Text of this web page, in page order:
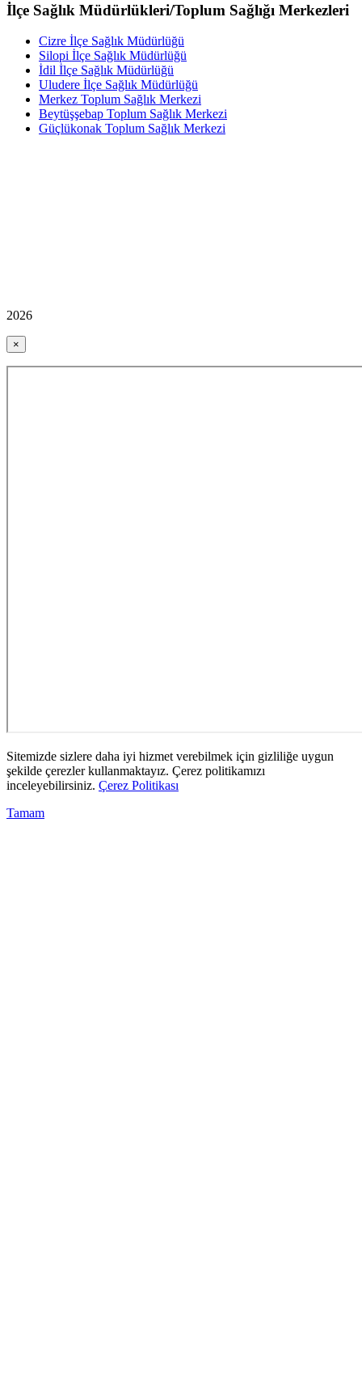
İlçe Sağlık Müdürlükleri/Toplum Sağlığı Merkezleri
Cizre İlçe Sağlık Müdürlüğü
Silopi İlçe Sağlık Müdürlüğü
İdil İlçe Sağlık Müdürlüğü
Uludere İlçe Sağlık Müdürlüğü
Merkez Toplum Sağlık Merkezi
Beytüşşebap Toplum Sağlık Merkezi
Güçlükonak Toplum Sağlık Merkezi
2026
×
Sitemizde sizlere daha iyi hizmet verebilmek için gizliliğe uygun
şekilde çerezler kullanmaktayız. Çerez politikamızı
inceleyebilirsiniz. Çerez Politikası
Tamam